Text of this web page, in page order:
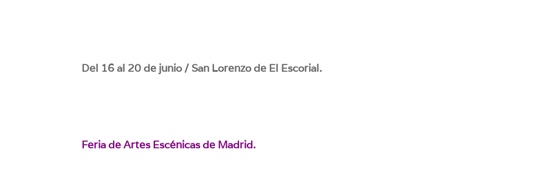
Del 16 al 20 de junio / San Lorenzo de El Escorial.
Feria de Artes Escénicas de Madrid.